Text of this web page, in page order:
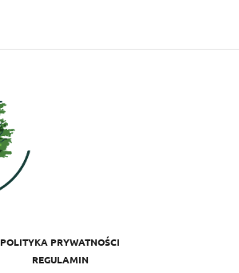
POLITYKA PRYWATNOŚCI
REGULAMIN